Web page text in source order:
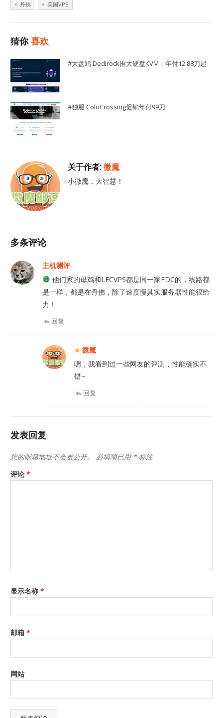
丹佛
美国VPS
猜你喜欢
#大盘鸡 Dedirock推大硬盘KVM，年付12.88刀起
#独服 ColoCrossing促销年付99刀
关于作者:微魔
小微魔，大智慧！
多条评论
主机测评
他们家的母鸡和LFCVPS都是同一家FDC的，线路都
是一样，都是在丹佛，除了速度慢其实服务器性能很给
力！
回复
微魔
嗯，我看到过一些网友的评测，性能确实不
错~
回复
发表回复
您的邮箱地址不会被公开。 必填项已用 *标注
评论*
显示名称*
邮箱*
网站